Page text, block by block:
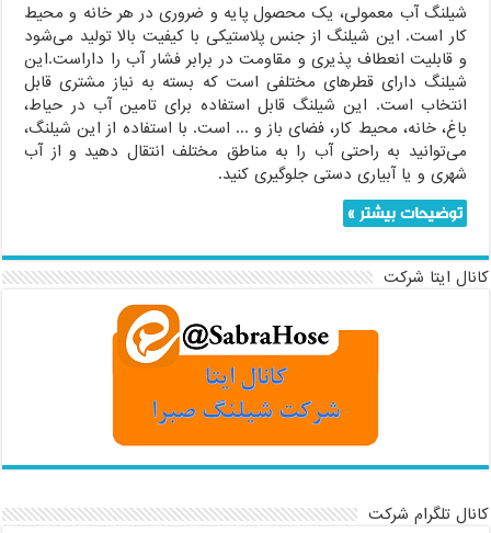
شیلنگ آب معمولی، یک محصول پایه و ضروری در هر خانه و محیط
کار است. این شیلنگ از جنس پلاستیکی با کیفیت بالا تولید می‌شود
و قابلیت انعطاف پذیری و مقاومت در برابر فشار آب را داراست.این
شیلنگ دارای قطرهای مختلفی است که بسته به نیاز مشتری قابل
انتخاب است. این شیلنگ قابل استفاده برای تامین آب در حیاط،
باغ، خانه، محیط کار، فضای باز و ... است. با استفاده از این شیلنگ،
می‌توانید به راحتی آب را به مناطق مختلف انتقال دهید و از آب
شهری و یا آبیاری دستی جلوگیری کنید.
توضیحات بیشتر »
کانال ایتا شرکت
کانال تلگرام شرکت